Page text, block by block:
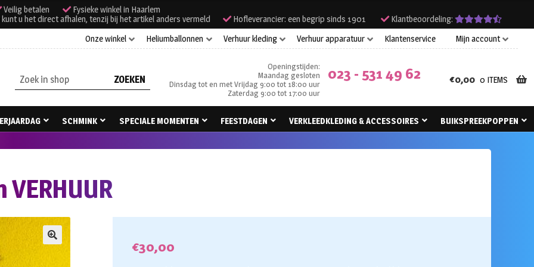
Veilig betalen
Fysieke winkel in Haarlem
u het direct afhalen, tenzij bij het artikel anders vermeld
Hofleverancier: een begrip sinds 1901
Klantbeoordeling:
Onze winkel
Heliumballonnen Verhuur kleding Verhuur apparatuur Klantenservice Mijn account
Zoeken
naar:
Openingstijden:
Maandag gesloten
Dinsdag tot en met Vrijdag 9:00 tot 18:00 uur
Zaterdag 9:00 tot 17:00 uur
023 - 531 49 62 €0,00 0 ITEMS
SCHMINK SPECIALE MOMENTEN FEESTDAGEN VERKLEEDKLEDING & ACCESSOIRES
BUIKSPREEKPOPPEN
€30,00